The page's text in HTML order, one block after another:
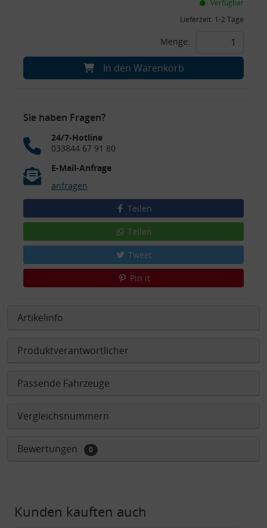
Verfügbar
Lieferzeit: 1-2 Tage
Menge:
In den Warenkorb
Sie haben Fragen?
24/7-Hotline
033844 67 91 80
E-Mail-Anfrage
anfragen
Teilen
Teilen
Tweet
Pin it
Artikelinfo
Produktverantwortlicher
Passende Fahrzeuge
Vergleichsnummern
Bewertungen 0
Kunden kauften auch